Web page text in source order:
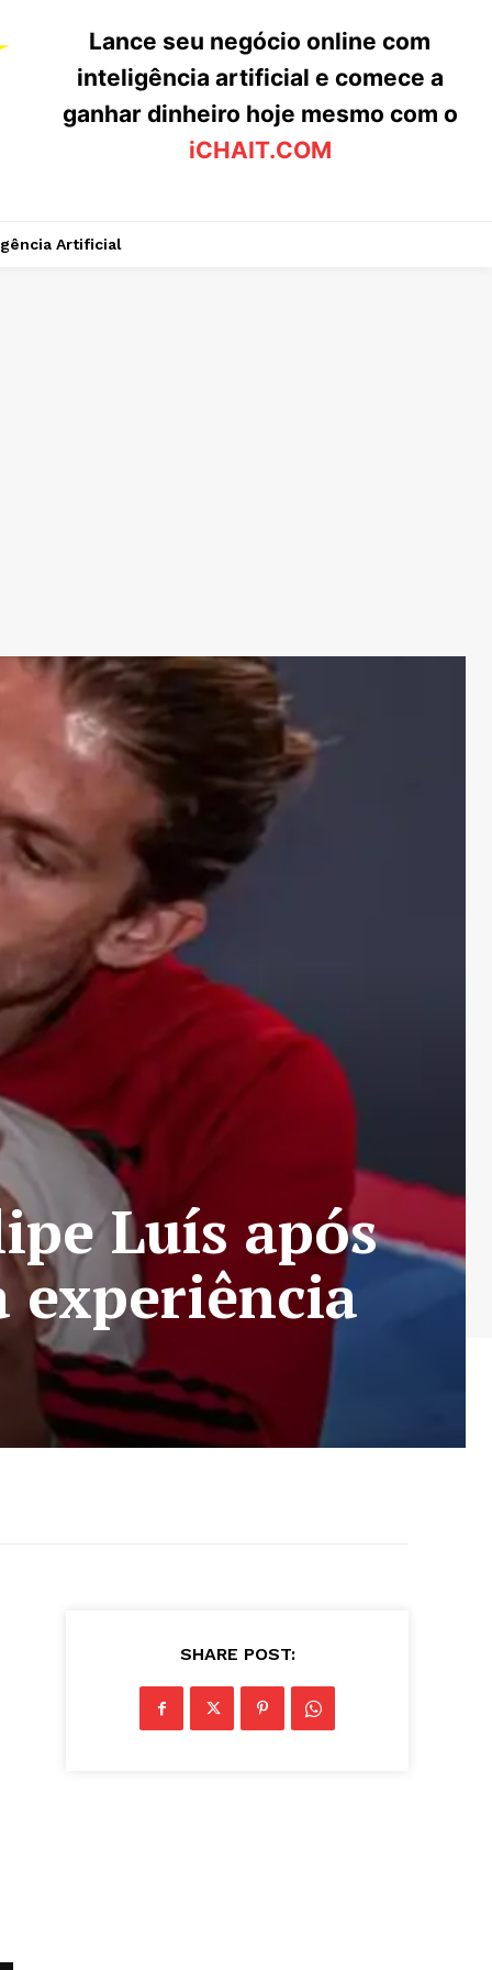
Lance seu negócio online com
inteligência artificial e comece a
ganhar dinheiro hoje mesmo com o
iCHAIT.COM
Artificial
Luís após
experiência
SHARE POST: